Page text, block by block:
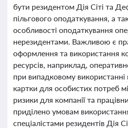
бути резидентом Дія Сіті та
пільгового оподаткування, а
особливості оподаткування
нерезидентами. Важливою є
оформлення та використання
ресурсів, наприклад,
при випадковому використанні
картки для особистих потреб
ризики для компанії та
приділено умовам
спеціалістами резидентів Дія